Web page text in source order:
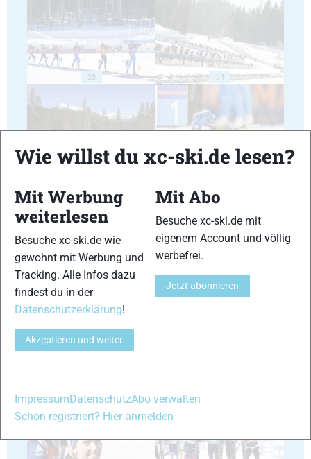
23 24
27 28
29 30
Wie willst du xc-ski.de lesen?
Mit Werbung
weiterlesen
Besuche xc-ski.de wie
gewohnt mit Werbung und
Tracking. Alle Infos dazu
findest du in der
Datenschutzerklärung!
Akzeptieren und weiter
Mit Abo
Besuche xc-ski.de mit
eigenem Account und völlig
werbefrei.
Jetzt abonnieren
ImpressumDatenschutzAbo verwalten
Schon registriert? Hier anmelden